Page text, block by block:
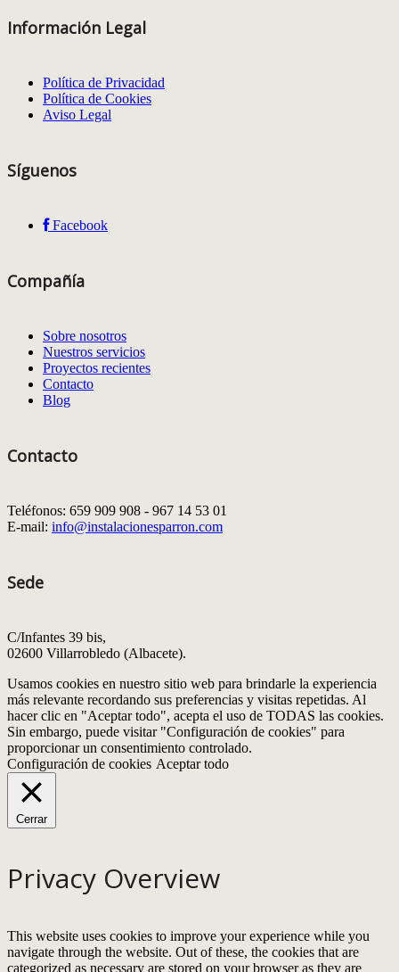
Información Legal
Política de Privacidad
Política de Cookies
Aviso Legal
Síguenos
Facebook
Compañía
Sobre nosotros
Nuestros servicios
Proyectos recientes
Contacto
Blog
Contacto
Teléfonos: 659 909 908 - 967 14 53 01
E-mail: info@instalacionesparron.com
Sede
C/Infantes 39 bis,
02600 Villarrobledo (Albacete).
Usamos cookies en nuestro sitio web para brindarle la experiencia
más relevante recordando sus preferencias y visitas repetidas. Al
hacer clic en "Aceptar todo", acepta el uso de TODAS las cookies.
Sin embargo, puede visitar "Configuración de cookies" para
proporcionar un consentimiento controlado.
Configuración de cookies Aceptar todo
Cerrar
Privacy Overview
This website uses cookies to improve your experience while you
navigate through the website. Out of these, the cookies that are
categorized as necessary are stored on your browser as they are